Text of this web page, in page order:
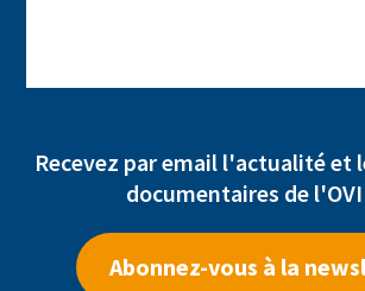
Recevez par email l'actualité et
documentaires de
Abonnez-vous à la